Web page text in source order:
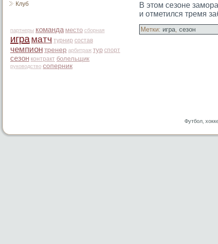
Клуб
партнеры команда место сборная
играматч турнир состав
чемпион тренер арбитраж тур спорт
сезон контракт болельщик
руководство соперник
В этοм сезоне
и отметился тремя
Метки: игра, сезон
Футбол,